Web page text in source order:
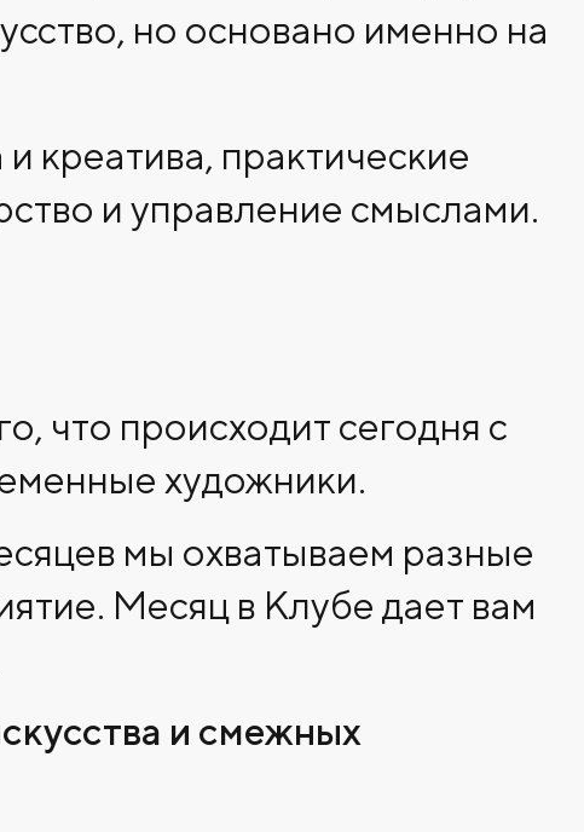
но основано именно на
креатива, практические
и управление смыслами.
что происходит сегодня с
художники.
мы охватываем разные
Месяц в Клубе дает вам
и смежных